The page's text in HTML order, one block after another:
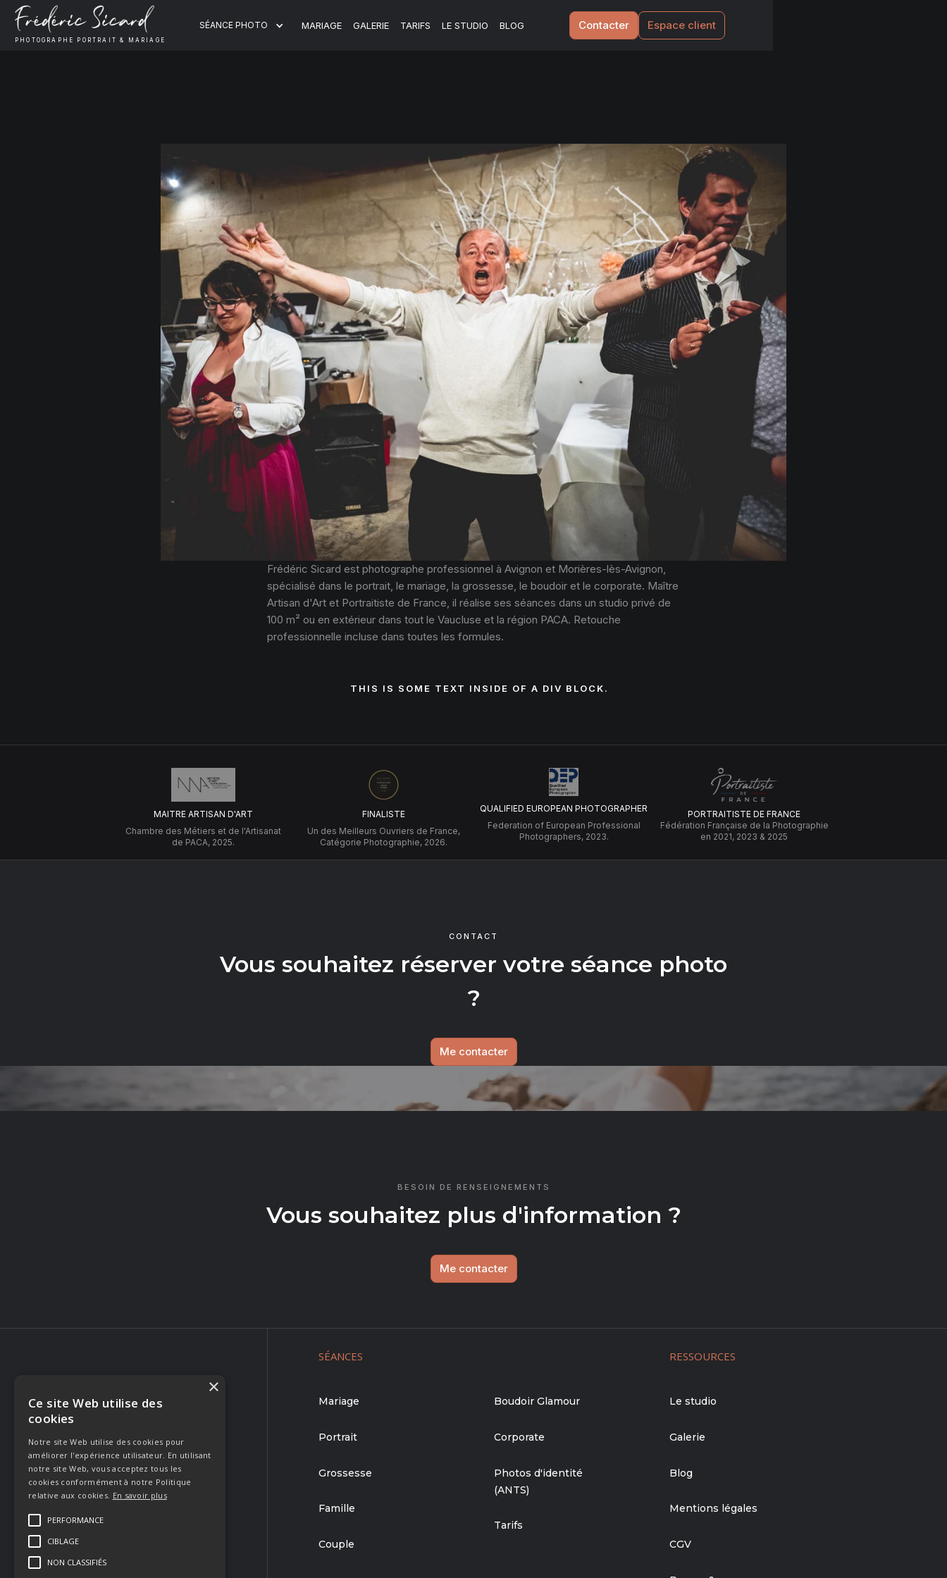
PHOTOGRAPHE PORTRAIT & MARIAGE
SÉANCE PHOTO MARIAGE GALERIE TARIFS LE STUDIO BLOG Contacter Espace client
Frédéric Sicard est photographe professionnel à Avignon et Morières-lès-Avignon,
spécialisé dans le portrait, le mariage, la grossesse, le boudoir et le corporate. Maître
Artisan d'Art et Portraitiste de France, il réalise ses séances dans un studio privé de
100 m² ou en extérieur dans tout le Vaucluse et la région PACA. Retouche
professionnelle incluse dans toutes les formules.
THIS IS SOME TEXT INSIDE OF A DIV BLOCK.
MAITRE ARTISAN D'ART
Chambre des Métiers et de l'Artisanat
de PACA, 2025.
FINALISTE
Un des Meilleurs Ouvriers de France,
Catégorie Photographie, 2026.
QUALIFIED EUROPEAN PHOTOGRAPHER
Federation of European Professional
Photographers, 2023.
PORTRAITISTE DE FRANCE
Fédération Française de la Photographie
en 2021, 2023 & 2025
CONTACT
Vous souhaitez réserver votre séance photo
?
Me contacter
BESOIN DE RENSEIGNEMENTS
Vous souhaitez plus d'information ?
Me contacter
CONTACT
223 Rue Crillon
84310 Morières-lès-Avignon
FRANCE
Appeler
Envoyer un email
Contacter
SÉANCES
Mariage
Portrait
Grossesse
Famille
Couple
Boudoir Glamour
Corporate
Photos d'identité
(ANTS)
Tarifs
RESSOURCES
Le studio
Galerie
Blog
Mentions légales
CGV
Ce site Web utilise des
cookies
Notre site Web utilise des cookies pour
améliorer l'expérience utilisateur. En utilisant
notre site Web, vous acceptez tous les
cookies conformément à notre Politique
relative aux cookies. En savoir plus
PERFORMANCE
CIBLAGE
NON CLASSIFIÉS
×